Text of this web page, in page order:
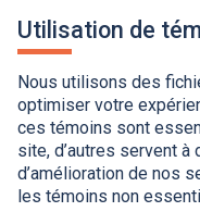
Utilisation de
Nous utilisons des
optimiser votre
ces témoins sont
site, d’autres servent
d’amélioration de nos
les témoins non
professionnelle
Accessibilité